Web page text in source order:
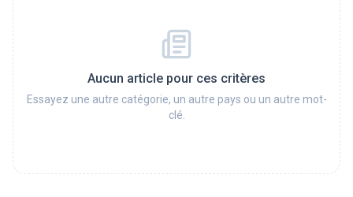
Aucun article pour ces critères
Essayez une autre catégorie, un autre pays ou un autre mot-
clé.